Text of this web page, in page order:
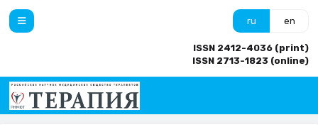
ru en
ISSN 2412-4036 (print)
ISSN 2713-1823 (online)